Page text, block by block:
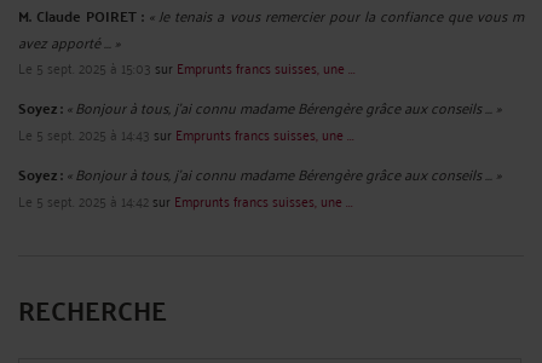
M. Claude POIRET : « Je tenais a vous remercier pour la confiance que vous m
avez apporté ... »
Le 5 sept. 2025 à 15:03 sur Emprunts francs suisses, une ...
Soyez :« Bonjour à tous, j'ai connu madame Bérengère grâce aux conseils ... »
Le 5 sept. 2025 à 14:43 sur Emprunts francs suisses, une ...
Soyez :« Bonjour à tous, j'ai connu madame Bérengère grâce aux conseils ... »
Le 5 sept. 2025 à 14:42sur Emprunts francs suisses, une ...
RECHERCHE